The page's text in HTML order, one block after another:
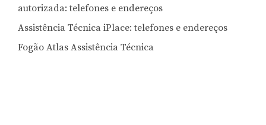
autorizada: telefones e endereços
Assistência Técnica iPlace: telefones e endereços
Fogão Atlas Assistência Técnica